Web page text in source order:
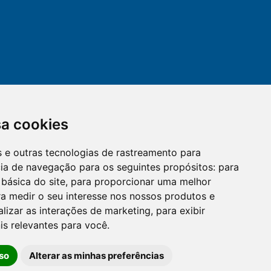
cookies
e outras tecnologias de rastreamento para
de navegação para os seguintes propósitos: para
do site, para proporcionar uma melhor
medir o seu interesse nos nossos produtos e
as interações de marketing, para exibir
relevantes para você.
Alterar as minhas preferências
mail
OUVIDORIA
cloud_lock
LGPD